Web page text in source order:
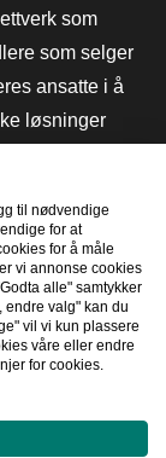
som
som selger
ansatte i å
løsninger
e-
til nødvendige
for at
for å måle
vi annonse cookies
alle" samtykker
endre valg" kan du
vil vi kun plassere
våre eller endre
for cookies.